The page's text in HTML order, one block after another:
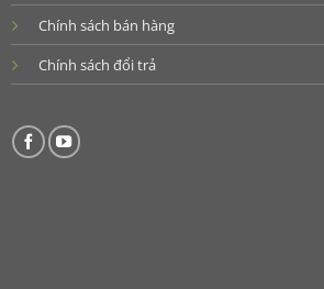
Chính sách bán hàng
Chính sách đổi trả